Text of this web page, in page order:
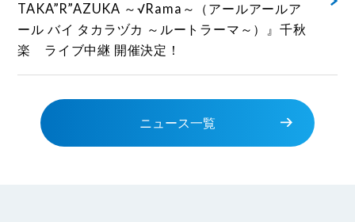
TAKA”R”AZUKA ～√Rama～（アールアールア
ール バイ タカラヅカ ～ルートラーマ～）』千秋
楽 ライブ中継 開催決定！
ニュース一覧